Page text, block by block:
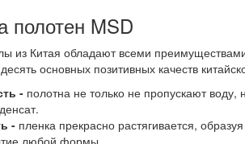
полотен MSD
из Китая обладают всеми
основных позитивных качеств
- полотна не только не пропускают воду,
- пленка прекрасно растягивается,
любой формы.